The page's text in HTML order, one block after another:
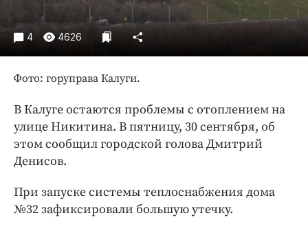
Экономика и бизнес
ПРОЕКТЫ
Издания
Интересное чтиво
Клиника года
Бренд года
4 4626
Фото: горуправа Калуги.
В Калуге остаются проблемы с отоплением на
улице Никитина. В пятницу, 30 сентября, об
этом сообщил городской голова Дмитрий
Денисов.
При запуске системы теплоснабжения дома
№32 зафиксировали большую утечку.